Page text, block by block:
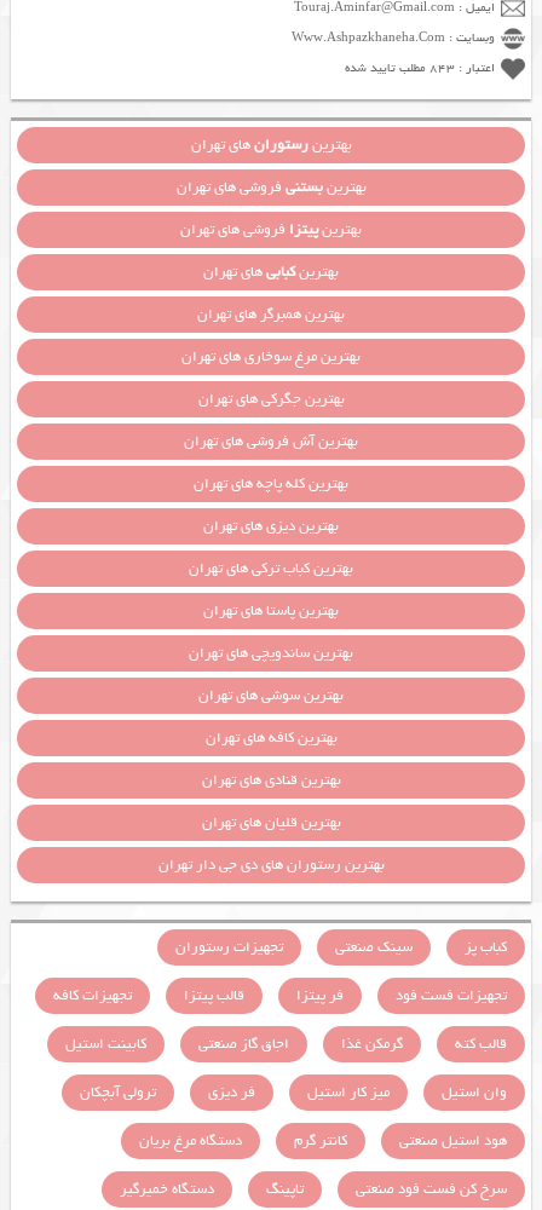
ایمیل : Touraj.Aminfar@Gmail.com
وبسایت : Www.Ashpazkhaneha.Com
اعتبار : 843 مطلب تایید شده
بهترینرستورانهای تهران
بهترینبستنی فروشی های تهران
بهترینپیتزا فروشی های تهران
بهترینکبابیهای تهران
بهترین همبرگر های تهران
بهترین مرغ سوخاری های تهران
بهترین جگرکی های تهران
بهترین آش فروشی های تهران
بهترین کله پاچه های تهران
بهترین دیزی های تهران
بهترین کباب ترکی های تهران
بهترین پاستا های تهران
بهترین ساندویچی های تهران
بهترین سوشی های تهران
بهترین کافه های تهران
بهترین قنادی های تهران
بهترین قلیان های تهران
بهترین رستوران های دی جی دار تهران
کباب پز سینک صنعتی
تجهیزات رستوران
تجهیزات فست فود
فر پیتزا قالب پیتزا
تجهیزات کافه
قالب کته
گرمکن غذا اجاق گاز صنعتی
کابینت استیل
وان استیل
میز کار استیل فر دیزی
ترولی آبچکان
هود استیل صنعتی
کانتر گرم
دستگاه مرغ بریان
سرخ کن فست فود صنعتی
تاپینگ
دستگاه خمیرگیر